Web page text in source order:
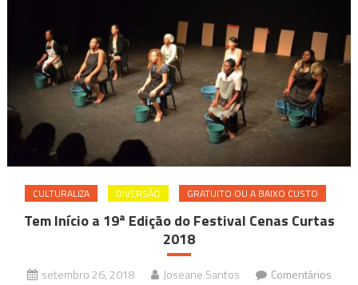
CULTURALIZA DIVERSÃO GRATUITO OU A BAIXO CUSTO
Tem Início a 19ª Edição do Festival Cenas Curtas
2018
setembro 26, 2018 Joseane Santos
Comentários